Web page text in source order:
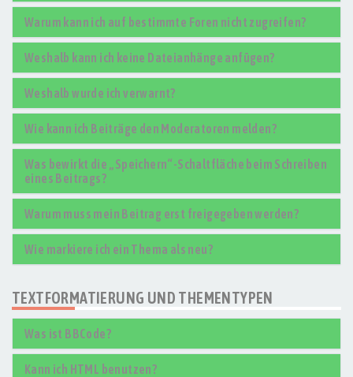
Warum kann ich auf bestimmte Foren nicht zugreifen?
Weshalb kann ich keine Dateianhänge anfügen?
Weshalb wurde ich verwarnt?
Wie kann ich Beiträge den Moderatoren melden?
Was bewirkt die „Speichern“-Schaltfläche beim Schreiben
eines Beitrags?
Warum muss mein Beitrag erst freigegeben werden?
Wie markiere ich ein Thema als neu?
TEXTFORMATIERUNG UND THEMENTYPEN
Was ist BBCode?
Kann ich HTML benutzen?